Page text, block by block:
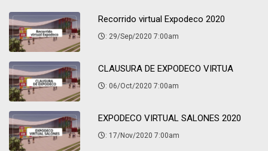
Recorrido virtual Expodeco 2020
: 29/Sep/2020 7:00am
CLAUSURA DE EXPODECO VIRTUA
: 06/Oct/2020 7:00am
EXPODECO VIRTUAL SALONES 2020
: 17/Nov/2020 7:00am